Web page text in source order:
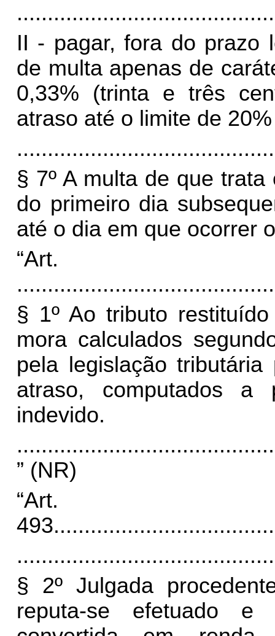
II - pagar, fora do prazo
de multa apenas de
0,33% (trinta e três
atraso até o limite de
§ 7º A multa de que
do primeiro dia
até o dia em que ocorrer
§ 1º Ao tributo
mora calculados
pela legislação
atraso, computados
indevido.
” (NR)
“Art.
493.
§ 2º Julgada
reputa-se efetuado e